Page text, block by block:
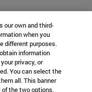
our own and third-
when you
different purposes.
information
privacy, or
You can select the
all. This banner
of the two options.